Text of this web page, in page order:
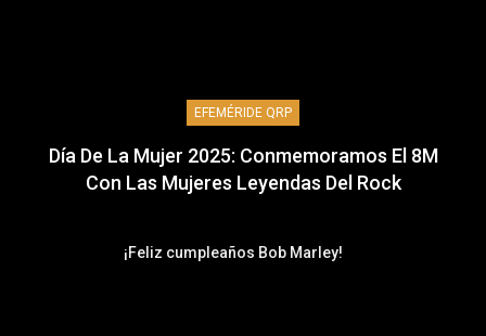
EFEMÉRIDE QRP
Día De La Mujer 2025: Conmemoramos El 8M
Con Las Mujeres Leyendas Del Rock
¡Feliz cumpleaños Bob Marley!